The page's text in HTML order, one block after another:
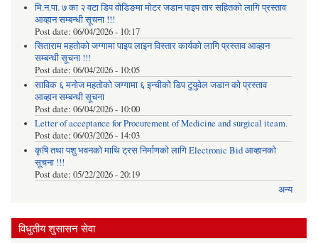
मि.न.पा. ७ का २ वटा डिप वोडिङमा मोटर जडान पाइप तार सहितको लागि प्रस्ताव
आव्हान सम्बन्धी सूचना !!!
Post date: 06/04/2026 - 10:17
सिताराम महतोको जग्गामा पाइप लाइन विस्तार कार्यको लागि प्रस्ताव आव्हान
सम्बन्धी सूचना !!!
Post date: 06/04/2026 - 10:05
साविक ६ मनोज महतोको जग्गामा ६ इन्चीको डिप टुयुवेल जडान को प्रस्ताव
आव्हान सम्बन्धी सूचना
Post date: 06/04/2026 - 10:00
Letter of acceptance for Procurement of Medicine and surgical iteam.
Post date: 06/03/2026 - 14:03
कृषि तथा पशु भवनको माथि ट्रस निर्माणको लागि Electronic Bid आव्हानको
सूचना !!!
Post date: 05/22/2026 - 20:19
अन्य
विधुतीय शुसासन सेवा